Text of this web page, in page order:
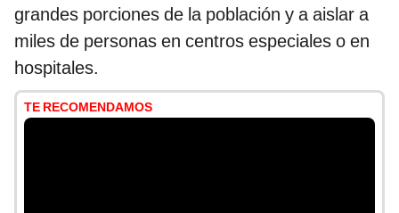
grandes porciones de la población y a aislar a
miles de personas en centros especiales o en
hospitales.
TE RECOMENDAMOS